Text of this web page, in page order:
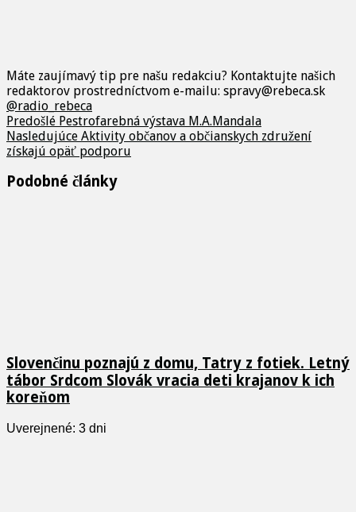
Máte zaujímavý tip pre našu redakciu? Kontaktujte našich
redaktorov prostredníctvom e-mailu: spravy@rebeca.sk
@radio_rebeca
Predošlé Pestrofarebná výstava M.A.Mandala
Nasledujúce Aktivity občanov a občianskych združení
získajú opäť podporu
Podobné články
Slovenčinu poznajú z domu, Tatry z fotiek. Letný
tábor Srdcom Slovák vracia deti krajanov k ich
koreňom
Uverejnené: 3 dni